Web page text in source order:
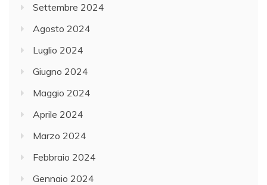
Settembre 2024
Agosto 2024
Luglio 2024
Giugno 2024
Maggio 2024
Aprile 2024
Marzo 2024
Febbraio 2024
Gennaio 2024